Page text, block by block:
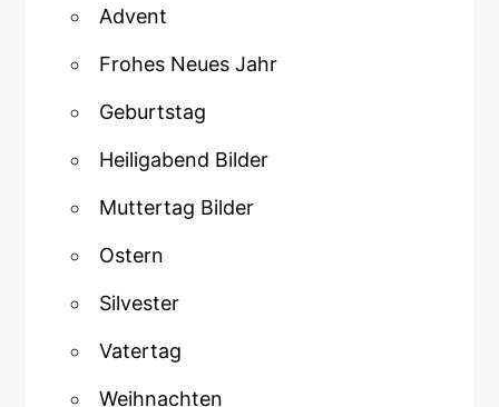
Advent
Frohes Neues Jahr
Geburtstag
Heiligabend Bilder
Muttertag Bilder
Ostern
Silvester
Vatertag
Weihnachten